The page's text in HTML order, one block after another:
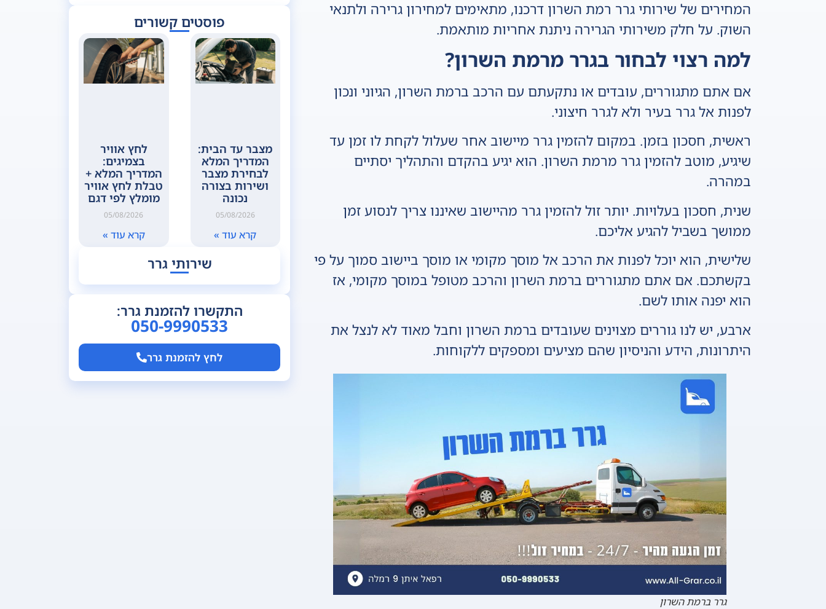
המחירים של שירותי גרר רמת השרון דרכנו, מתאימים למחירון גרירה ולתנאי
השוק. על חלק משירותי הגרירה ניתנת אחריות מותאמת.
למה רצוי לבחור בגרר מרמת השרון?
אם אתם מתגוררים, עובדים או נתקעתם עם הרכב ברמת השרון, הגיוני ונכון
לפנות אל גרר בעיר ולא לגרר חיצוני.
ראשית, חסכון בזמן. במקום להזמין גרר מיישוב אחר שעלול לקחת לו זמן עד
שיגיע, מוטב להזמין גרר מרמת השרון. הוא יגיע בהקדם והתהליך יסתיים
במהרה.
שנית, חסכון בעלויות. יותר זול להזמין גרר מהיישוב שאיננו צריך לנסוע זמן
ממושך בשביל להגיע אליכם.
שלישית, הוא יוכל לפנות את הרכב אל מוסך מקומי או מוסך ביישוב סמוך על פי
בקשתכם. אם אתם מתגוררים ברמת השרון והרכב מטופל במוסך מקומי, אז
הוא יפנה אותו לשם.
ארבע, יש לנו גוררים מצוינים שעובדים ברמת השרון וחבל מאוד לא לנצל את
היתרונות, הידע והניסיון שהם מציעים ומספקים ללקוחות.
גרר ברמת השרון
פוסטים קשורים
מצבר עד הבית:
המדריך המלא
לבחירת מצבר
ושירות בצורה
נכונה
05/08/2026
קרא עוד »
לחץ אוויר
בצמיגים:
המדריך המלא +
טבלת לחץ אוויר
מומלץ לפי דגם
05/08/2026
קרא עוד »
שירותי גרר
התקשרו להזמנת גרר:
050-9990533
לחץ להזמנת גרר